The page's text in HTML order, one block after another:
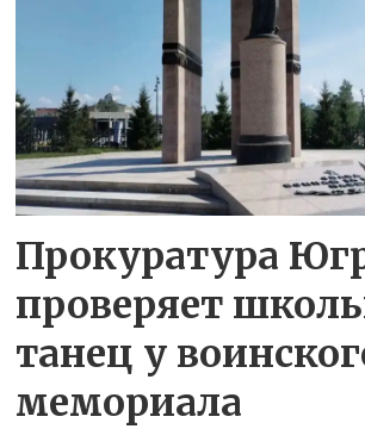
Прокуратура
проверяет
танец у
мемориала